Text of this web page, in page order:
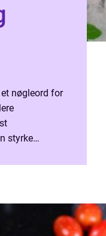
nøgleord for
styrke